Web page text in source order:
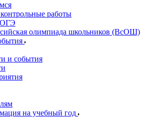
работы
олимпиада школьников (ВсОШ)
и события
на учебный год